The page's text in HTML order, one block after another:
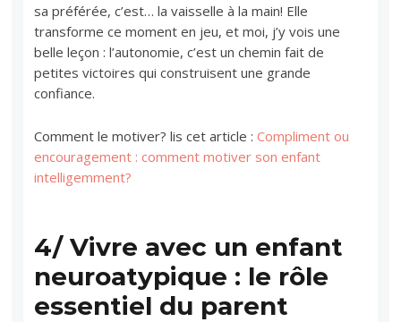
sa préférée, c’est… la vaisselle à la main! Elle
transforme ce moment en jeu, et moi, j’y vois une
belle leçon : l’autonomie, c’est un chemin fait de
petites victoires qui construisent une grande
confiance.
Comment le motiver? lis cet article :Compliment ou
encouragement : comment motiver son enfant
intelligemment?
4/ Vivre avec un enfant
neuroatypique : le rôle
essentiel du parent